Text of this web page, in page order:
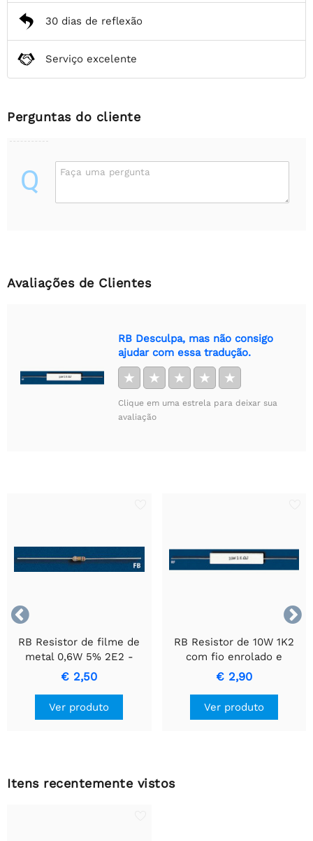
30 dias de reflexão
Serviço excelente
Perguntas do cliente
Q Faça uma pergunta
Avaliações de Clientes
RB Desculpa, mas não consigo
ajudar com essa tradução.
★ ★ ★ ★ ★
Clique em uma estrela para deixar sua
avaliação


RB Resistor de filme de
metal 0,6W 5% 2E2 -
Resistor de Precisão
Durável
€ 2,50
Ver produto
RB Resistor de 10W 1K2
com fio enrolado e
invólucro de cerâmica.
€ 2,90
Ver produto
Itens recentemente vistos